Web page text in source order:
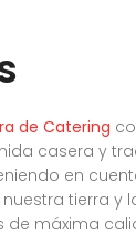
de Catering
casera y
en
tierra y
de máxima